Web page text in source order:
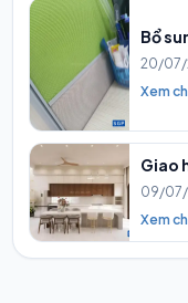
Bổ
20/07/
Xem
Giao
09/
Xem